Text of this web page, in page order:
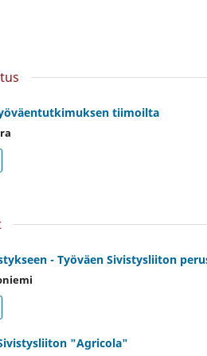
tiimoilta
- Työväen Sivistysliiton
"Agricola"